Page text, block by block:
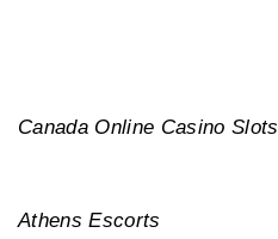
Canada Online Casino Slots
Athens Escorts